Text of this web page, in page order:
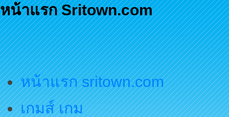
หน้าแรก Sritown.com
หน้าแรก sritown.com
เกมส์ เกม